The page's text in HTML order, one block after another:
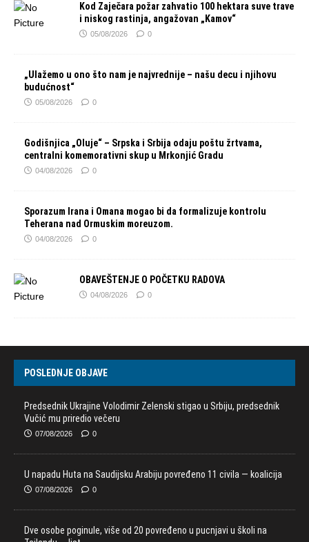
Kod Zaječara požar zahvatio 100 hektara suve trave
i niskog rastinja, angažovan „Kamov“
05/08/2026 0
„Ulažemo u ono što nam je najvrednije – našu decu i njihovu
budućnost“
05/08/2026 0
Godišnjica „Oluje“ – Srpska i Srbija odaju poštu žrtvama,
centralni komemorativni skup u Mrkonjić Gradu
04/08/2026 0
Sporazum Irana i Omana mogao bi da formalizuje kontrolu
Teherana nad Ormuskim moreuzom.
04/08/2026 0
OBAVEŠTENJE O POČETKU RADOVA
04/08/2026 0
POSLEDNJE OBJAVE
Predsednik Ukrajine Volodimir Zelenski stigao u Srbiju, predsednik
Vučić mu priredio večeru
07/08/2026 0
U napadu Huta na Saudijsku Arabiju povređeno 11 civila — koalicija
07/08/2026 0
Dve osobe poginule, više od 20 povređeno u pucnjavi u školi na